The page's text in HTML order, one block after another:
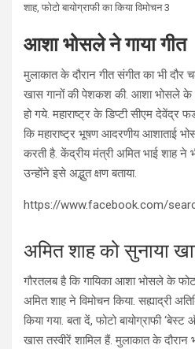
शाह, फोटो बायोग्राफी का किया विमोचन 3
आशा भोसले ने गाया गीत
मुलाकात के दौरान गीत संगीत का भी
खास गानों की पेशकश की. आशा भोसले के
हो गये. महाराष्ट्र के डिप्टी सीएम
कि महाराष्ट्र भूषण आदरणीय आशाताई
करती है. केंद्रीय मंत्री अमित भाई शाह
उन्होंने इसे अद्भुत क्षण बताया.
https://www.facebook.com/
अमित शाह को सुनाया
गौरतलब है कि गायिका आशा भोसले के
अमित शाह ने विमोचन किया. सह्याद्री
किया गया. बता दें, फोटो बायोग्राफी
खास तस्वीरें शामिल हैं. मुलाकात के दौरान